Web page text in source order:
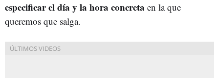
especificar el día y la hora concreta en la que
queremos que salga.